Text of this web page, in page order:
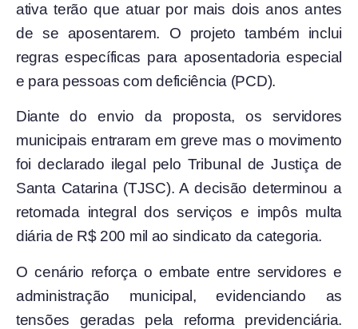
ativa terão que atuar por mais dois anos antes
de se aposentarem. O projeto também inclui
regras específicas para aposentadoria especial
e para pessoas com deficiência (PCD).
Diante do envio da proposta, os servidores
municipais entraram em greve mas o movimento
foi declarado ilegal pelo Tribunal de Justiça de
Santa Catarina (TJSC). A decisão determinou a
retomada integral dos serviços e impôs multa
diária de R$ 200 mil ao sindicato da categoria.
O cenário reforça o embate entre servidores e
administração municipal, evidenciando as
tensões geradas pela reforma previdenciária.